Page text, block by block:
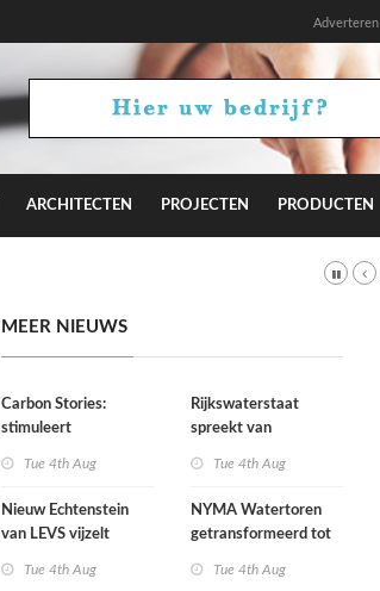
Adverteren
ARCHITECTEN PROJECTEN PRODUCTEN
MEER NIEUWS
Carbon Stories:
stimuleert
duurzaam gedrag?
Tue 4th Aug
Nieuw Echtenstein
van LEVS vijzelt
restruimte op
Tue 4th Aug
Rijkswaterstaat
spreekt van
Tue 4th Aug
NYMA Watertoren
getransformeerd tot
makersplaats in
Tue 4th Aug